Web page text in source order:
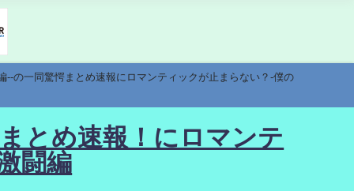
の一同驚愕まとめ速報にロマンティックが止まらない？-僕の
とめ速報！にロマンテ
闘編